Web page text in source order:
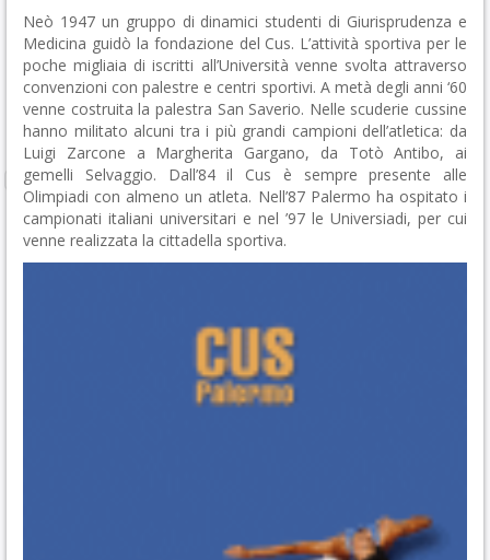
Neò 1947 un gruppo di dinamici studenti di Giurisprudenza e
Medicina guidò la fondazione del Cus. L’attività sportiva per le
poche migliaia di iscritti all’Università venne svolta attraverso
convenzioni con palestre e centri sportivi. A metà degli anni ‘60
venne costruita la palestra San Saverio. Nelle scuderie cussine
hanno militato alcuni tra i più grandi campioni dell’atletica: da
Luigi Zarcone a Margherita Gargano, da Totò Antibo, ai
gemelli Selvaggio. Dall’84 il Cus è sempre presente alle
Olimpiadi con almeno un atleta. Nell’87 Palermo ha ospitato i
campionati italiani universitari e nel ’97 le Universiadi, per cui
venne realizzata la cittadella sportiva.